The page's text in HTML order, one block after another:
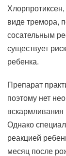
виде тремора,
сосательным
существует
ребенка.
Препарат
поэтому нет
Однако
реакцией
месяц после